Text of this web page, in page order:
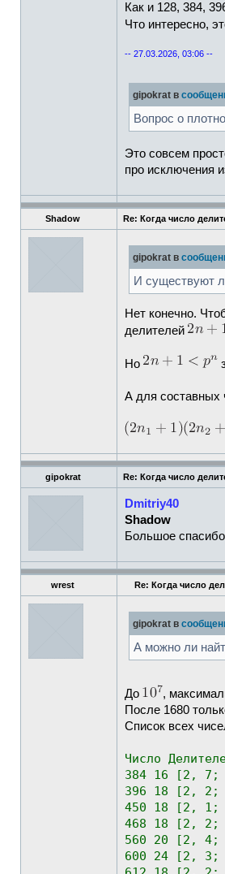
Как и 128, 384,
Что интересно,
-- 27.03.2026, 03:06 --
gipokrat в
Вопрос о
Это совсем
про исключения
Shadow Re: Когда число
gipokrat в
И существуют
Нет конечно.
делителей
Но
А для составных
gipokrat Re: Когда число
Dmitriy40
Shadow
Большое
wrest Re: Когда число
gipokrat в
А можно ли
До
,
После 1680
Список всех
Число
384 16 [2, 7;
396 18 [2,
450 18 [2,
468 18 [2,
560 20 [2,
600 24 [2,